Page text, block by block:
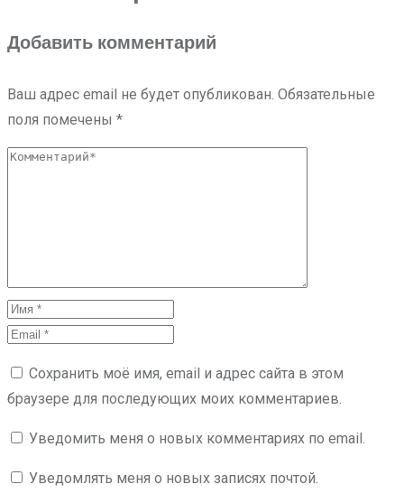
Добавить комментарий
Ваш адрес email не будет опубликован. Обязательные
поля помечены *
Сохранить моё имя, email и адрес сайта в этом
браузере для последующих моих комментариев.
Уведомить меня о новых комментариях по email.
Уведомлять меня о новых записях почтой.